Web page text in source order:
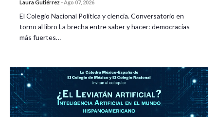
Laura Gutiérrez -Ago 07, 2026
El Colegio Nacional Política y ciencia. Conversatorio en
torno al libro La brecha entre saber y hacer: democracias
más fuertes…